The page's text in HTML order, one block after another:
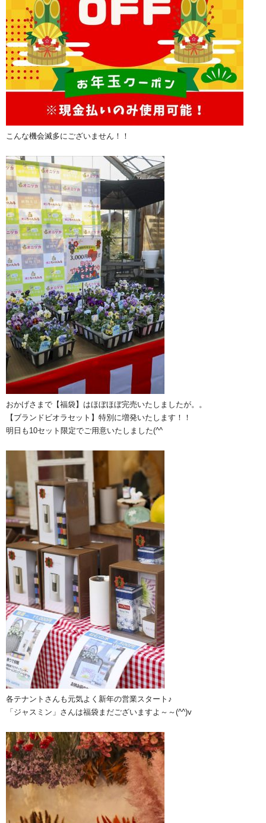
こんな機会滅多にございません！！
おかげさまで【福袋】はほぼほぼ完売いたしましたが。。
【ブランドビオラセット】特別に増発いたします！！
明日も10セット限定でご用意いたしました(^^ゞ
各テナントさんも元気よく新年の営業スタート♪
「ジャスミン」さんは福袋まだございますよ～～(^^)v